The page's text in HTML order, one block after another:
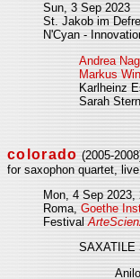
Sun, 3 Sep 2023
St. Jakob im
N'Cyan -
Andrea
Markus
Karlheinz
Sarah
colorado (2005-
for saxophon quartet,
Mon, 4 Sep 2023,
Roma, Goethe
Festival
SAXATILE